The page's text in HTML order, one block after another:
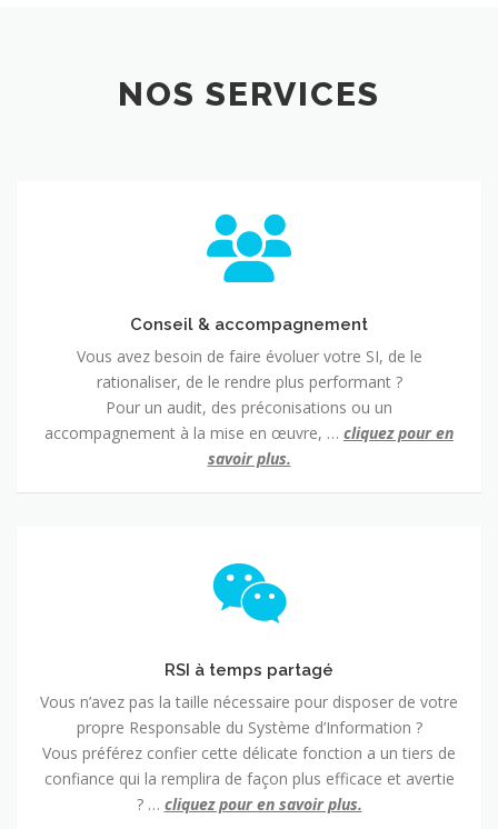
NOS SERVICES
Conseil & accompagnement
Vous avez besoin de faire évoluer votre SI, de le
rationaliser, de le rendre plus performant ?
Pour un audit, des préconisations ou un
accompagnement à la mise en œuvre, … cliquez pour en
savoir plus.
RSI à temps partagé
Vous n’avez pas la taille nécessaire pour disposer de votre
propre Responsable du Système d’Information ?
Vous préférez confier cette délicate fonction a un tiers de
confiance qui la remplira de façon plus efficace et avertie
? … cliquez pour en savoir plus.